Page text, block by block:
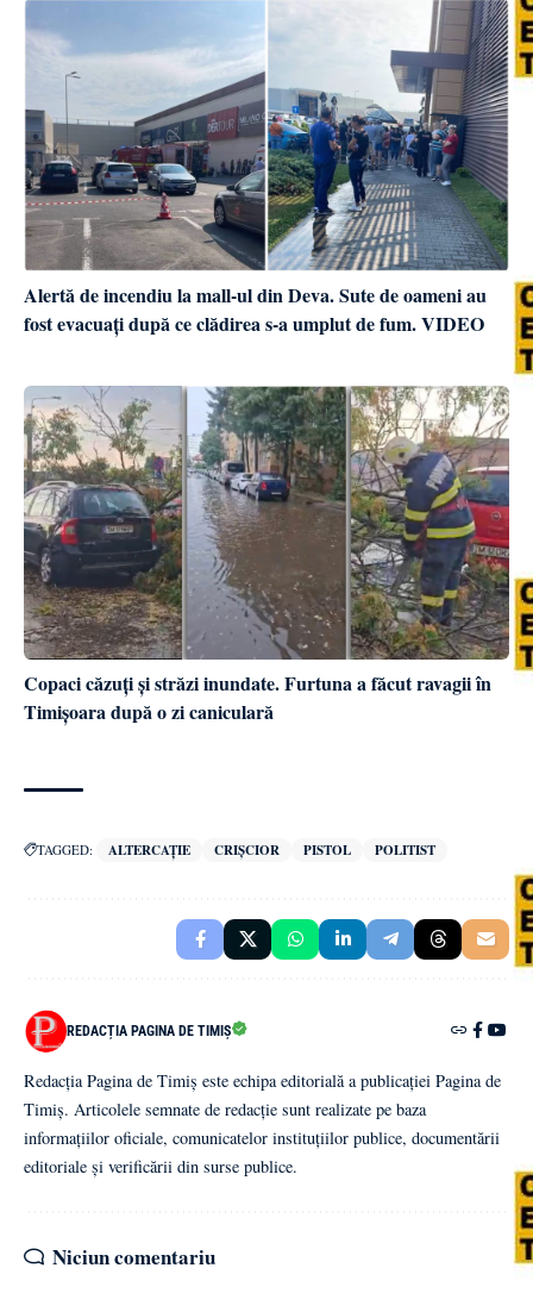
Alertă de incendiu la mall-ul din Deva. Sute de oameni au
fost evacuați după ce clădirea s-a umplut de fum. VIDEO
Copaci căzuți și străzi inundate. Furtuna a făcut ravagii în
Timișoara după o zi caniculară
TAGGED: ALTERCAȚIE CRIȘCIOR PISTOL POLITIST
REDACȚIA PAGINA DE TIMIȘ
Redacția Pagina de Timiș este echipa editorială a publicației Pagina de
Timiș. Articolele semnate de redacție sunt realizate pe baza
informațiilor oficiale, comunicatelor instituțiilor publice, documentării
editoriale și verificării din surse publice.
Niciun comentariu